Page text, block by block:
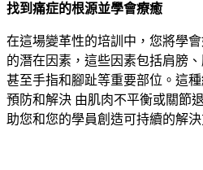
找到痛症的根源並學會療癒
在這場變革性的培訓中，您將學
的潛在因素，這些因素包括肩膀
甚至手指和腳趾等重要部位。這
預防和解決 由肌肉不平衡或關節
助您和您的學員創造可持續的解決